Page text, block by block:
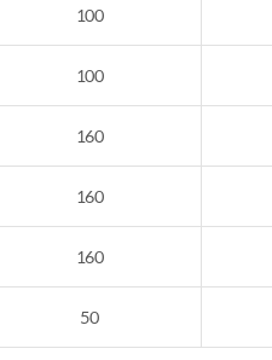
100
100
160
160
160
50